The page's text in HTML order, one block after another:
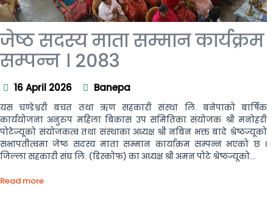
जेष्ठ सदस्य माता सम्मान कार्यक्रम
सम्पन्न । 2083
16 April 2026 Banepa
यस चण्डेश्वरी बचत तथा ऋण सहकारी संस्था लि. बनेपाको बार्षिक
कार्ययोजना अनुरुप महिला बिकास उप समितिका संयोजक श्री मनोहरी
पोटेज्यूको संयोजकत्व तथा संस्थाका अध्यक्ष श्री नबिन भक्त बादे श्रेष्ठज्यूको
सभापतीत्वमा जेष्ठ सदस्य माता सम्मान कार्याक्रम सम्पन्न भएको छ ।
जिल्ला सहकारी संघ लि. (डिस्कोफ) का अध्यक्ष श्री अमन पोटे श्रेष्ठज्यूको...
Read more